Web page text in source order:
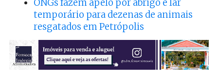
ONGs fazem apelo por abrigo e lar
temporário para dezenas de animais
resgatados em Petrópolis